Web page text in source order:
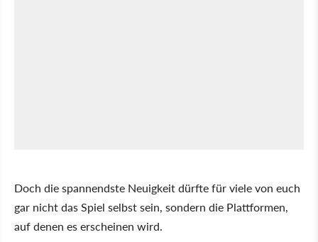
Doch die spannendste Neuigkeit dürfte für viele von euch
gar nicht das Spiel selbst sein, sondern die Plattformen,
auf denen es erscheinen wird.